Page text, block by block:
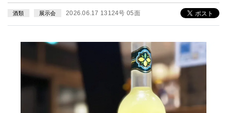
酒類 展示会 2026.06.17 13124号 05面